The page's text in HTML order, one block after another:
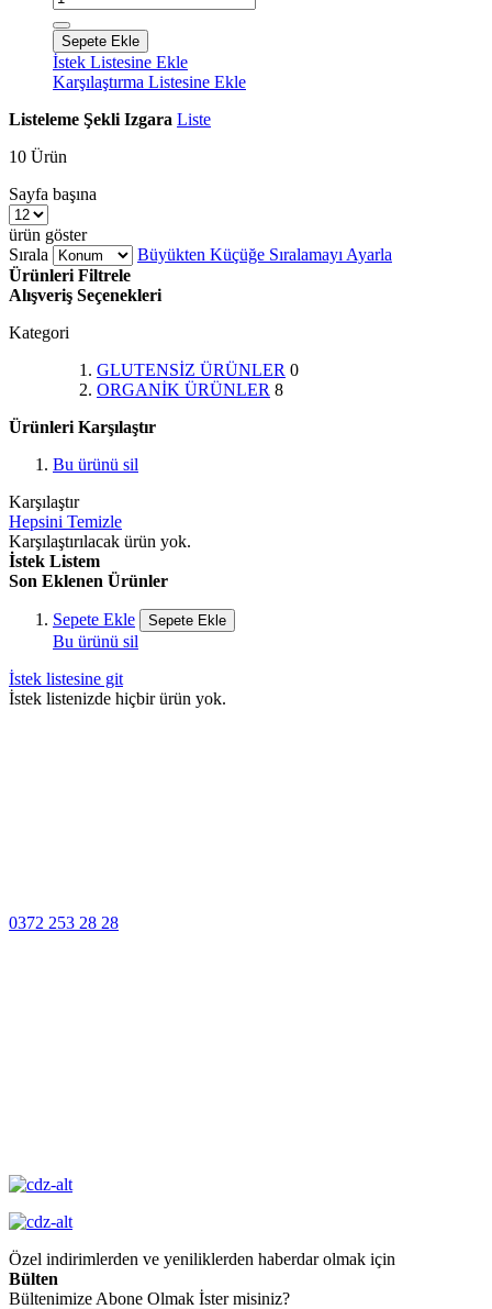
Sepete Ekle
İstek Listesine Ekle
Karşılaştırma Listesine Ekle
Listeleme Şekli Izgara Liste
10 Ürün
Sayfa başına
ürün göster
Sırala
Büyükten Küçüğe Sıralamayı Ayarla
Ürünleri Filtrele
Alışveriş Seçenekleri
Kategori
GLUTENSİZ ÜRÜNLER 0
ORGANİK ÜRÜNLER 8
Ürünleri Karşılaştır
Bu ürünü sil
Karşılaştır
Hepsini Temizle
Karşılaştırılacak ürün yok.
İstek Listem
Son Eklenen Ürünler
Sepete Ekle Sepete Ekle
Bu ürünü sil
İstek listesine git
İstek listenizde hiçbir ürün yok.
0372 253 28 28
Özel indirimlerden ve yeniliklerden haberdar olmak için
Bülten
Bültenimize Abone Olmak İster misiniz?